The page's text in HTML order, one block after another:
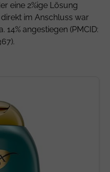
eine 2%ige Lösung
im Anschluss war
angestiegen (PMCID: